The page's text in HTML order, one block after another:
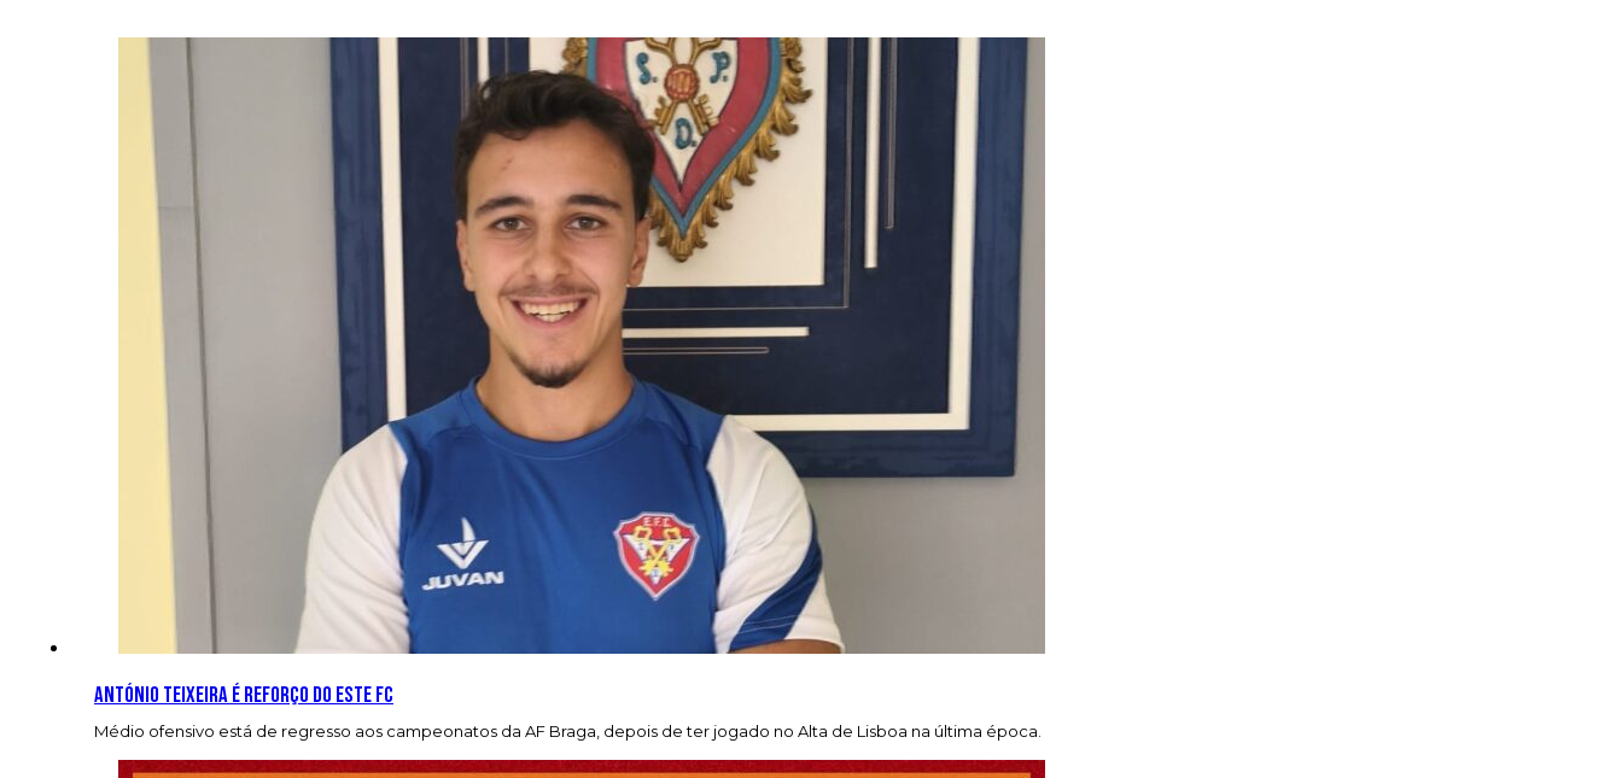
António Teixeira é reforço do Este FC
Médio ofensivo está de regresso aos campeonatos da AF Braga, depois de ter jogado no Alta de Lisboa na última época.